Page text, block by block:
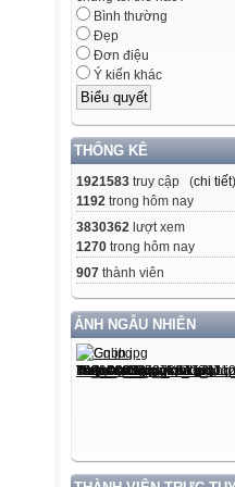
Bình thường
Đẹp
Đơn điệu
Ý kiến khác
THỐNG KÊ
1921583 truy cập (chi tiết)
1192 trong hôm nay
3830362 lượt xem
1270 trong hôm nay
907 thành viên
ẢNH NGẪU NHIÊN